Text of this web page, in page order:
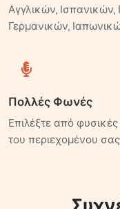
Αγγλικών,
Γερμανικών,
Πολλές Φωνές
Επιλέξτε από
του περιεχομένου